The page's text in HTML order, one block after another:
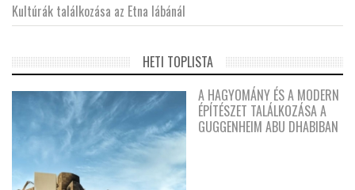
Kultúrák találkozása az Etna lábánál
HETI TOPLISTA
A HAGYOMÁNY ÉS A MODERN
ÉPÍTÉSZET TALÁLKOZÁSA A
GUGGENHEIM ABU DHABIBAN